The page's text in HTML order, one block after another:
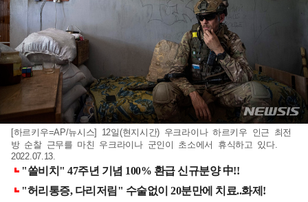
[하르키우=AP/뉴시스] 12일(현지시간) 우크라이나 하르키우 인근 최전
방 순찰 근무를 마친 우크라이나 군인이 초소에서 휴식하고 있다.
2022.07.13.